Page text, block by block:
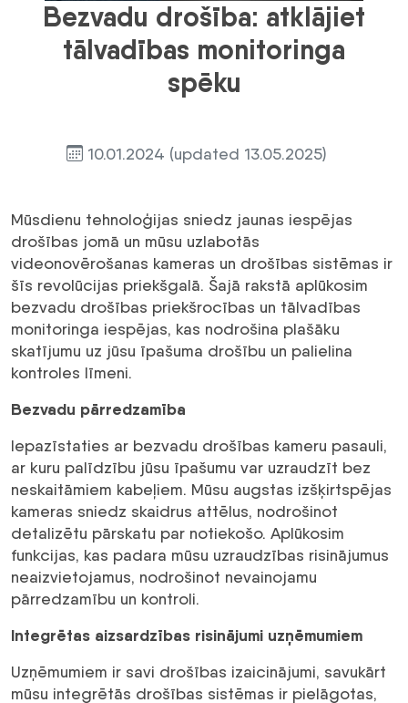
Bezvadu drošība: atklājiet
tālvadības monitoringa
spēku
10.01.2024 (updated 13.05.2025)
Mūsdienu tehnoloģijas sniedz jaunas iespējas
drošības jomā un mūsu uzlabotās
videonovērošanas kameras un drošības sistēmas ir
šīs revolūcijas priekšgalā. Šajā rakstā aplūkosim
bezvadu drošības priekšrocības un tālvadības
monitoringa iespējas, kas nodrošina plašāku
skatījumu uz jūsu īpašuma drošību un palielina
kontroles līmeni.
Bezvadu pārredzamība
Iepazīstaties ar bezvadu drošības kameru pasauli,
ar kuru palīdzību jūsu īpašumu var uzraudzīt bez
neskaitāmiem kabeļiem. Mūsu augstas izšķirtspējas
kameras sniedz skaidrus attēlus, nodrošinot
detalizētu pārskatu par notiekošo. Aplūkosim
funkcijas, kas padara mūsu uzraudzības risinājumus
neaizvietojamus, nodrošinot nevainojamu
pārredzamību un kontroli.
Integrētas aizsardzības risinājumi uzņēmumiem
Uzņēmumiem ir savi drošības izaicinājumi, savukārt
mūsu integrētās drošības sistēmas ir pielāgotas,